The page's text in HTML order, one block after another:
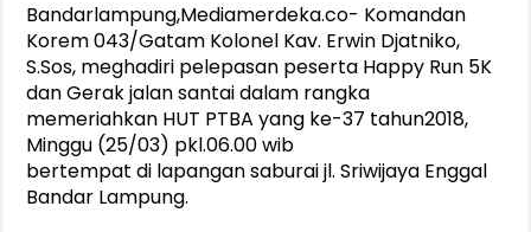
Bandarlampung,Mediamerdeka.co- Komandan
Korem 043/Gatam Kolonel Kav. Erwin Djatniko,
S.Sos, meghadiri pelepasan peserta Happy Run 5K
dan Gerak jalan santai dalam rangka
memeriahkan HUT PTBA yang ke-37 tahun2018,
Minggu (25/03) pkl.06.00 wib
bertempatdi lapangan saburai jl. Sriwijaya Enggal
Bandar Lampung.